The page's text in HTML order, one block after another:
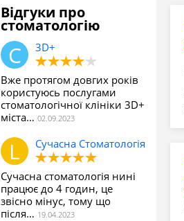
Відгуки про
стоматологію
3D+
Вже протягом довгих років
користуюсь послугами
стоматологічної клініки 3D+
міста…
Сучасна Стоматологія
Сучасна стоматологія нині
працює до 4 годин, це
звісно мінус, тому що
після…